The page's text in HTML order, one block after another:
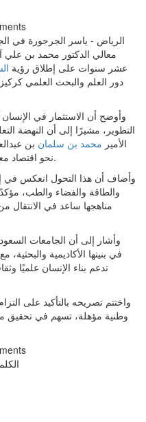
معالي الدكتور محمد بن
عشر سنوات على إطلاق رؤية
دور العلم والبحث العلمي
وأوضح أن الاستثمار في
التطوير، مشيرًا إلى أن النهضة
الأمير محمد بن سلمان بن
نحو اقتصاد معرفي متنوع قائم على الابتكار والإنتاجية.
وأضاف أن هذا التحول انعكس في
والطاقة والفضاء والطب،
مناهجها ساعد في الانتقال
وأشار إلى أن الجامعات
في بنيتها الأكاديمية
تدعم بناء الإنسان علميًا
واختتم تصريحه بالتأكيد على
وطنية مؤهلة، تسهم في تحقيق